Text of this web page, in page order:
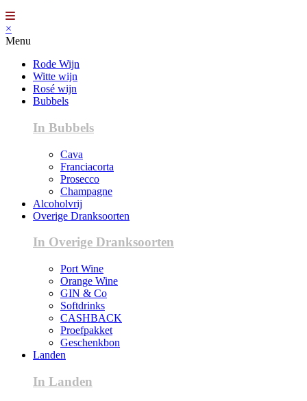
×
Menu
Rode Wijn
Witte wijn
Rosé wijn
Bubbels
In Bubbels
Cava
Franciacorta
Prosecco
Champagne
Alcoholvrij
Overige Dranksoorten
In Overige Dranksoorten
Port Wine
Orange Wine
GIN & Co
Softdrinks
CASHBACK
Proefpakket
Geschenkbon
Landen
In Landen